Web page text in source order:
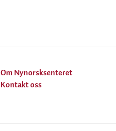
Om Nynorsksenteret
Kontakt oss